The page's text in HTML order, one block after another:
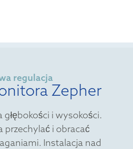
regulacja
Zepher
i wysokości.
przechylać i obracać
Instalacja nad